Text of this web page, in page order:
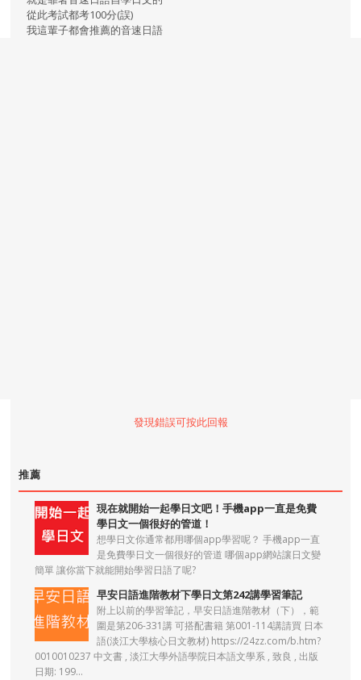
從此考試都考100分(誤)
我這輩子都會推薦的音速日語
發現錯誤可按此回報
推薦
現在就開始一起學日文吧！手機app一直是免費
學日文一個很好的管道！
想學日文你通常都用哪個app學習呢？ 手機app一直
是免費學日文一個很好的管道 哪個app網站讓日文變
簡單 讓你當下就能開始學習日語了呢?
早安日語進階教材下學日文第242講學習筆記
附上以前的學習筆記，早安日語進階教材（下），範
圍是第206-331講 可搭配書籍 第001-114講請買 日本
語(淡江大學核心日文教材) https://24zz.com/b.htm?
0010010237 中文書 , 淡江大學外語學院日本語文學系 , 致良 , 出版
日期: 199...